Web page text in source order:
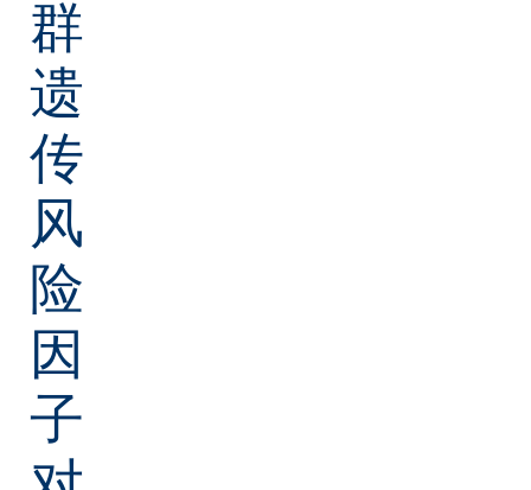
群
遗
传
风
险
因
子